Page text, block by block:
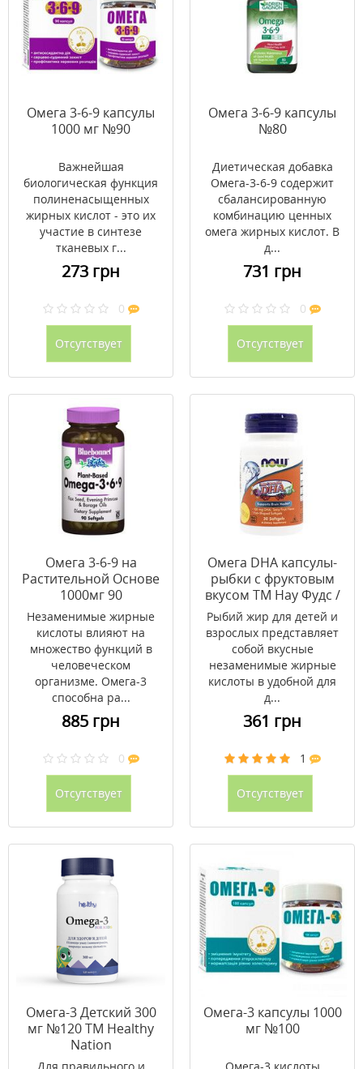
Омега 3-6-9 капсулы
1000 мг №90
Важнейшая
биологическая функция
полиненасыщенных
жирных кислот - это их
участие в синтезе
тканевых г...
273 грн
0
Отсутствует
Омега 3-6-9 капсулы
№80
Диетическая добавка
Омега-3-6-9 содержит
сбалансированную
комбинацию ценных
омега жирных кислот. В
д...
731 грн
0
Отсутствует
Омега 3-6-9 на
Растительной Основе
1000мг 90
желатиновых капсул
Незаменимые жирные
кислоты влияют на
множество функций в
человеческом
организме. Омега-3
способна ра...
885 грн
0
Отсутствует
Омега DHA капсулы-
рыбки с фруктовым
вкусом ТМ Нау Фудс /
Now Foods №30
(19111607)
Рыбий жир для детей и
взрослых представляет
собой вкусные
незаменимые жирные
кислоты в удобной для
д...
361 грн
1
Отсутствует
Омега-3 Детский 300
мг №120 ТМ Healthy
Nation
Омега-3 капсулы 1000
мг №100